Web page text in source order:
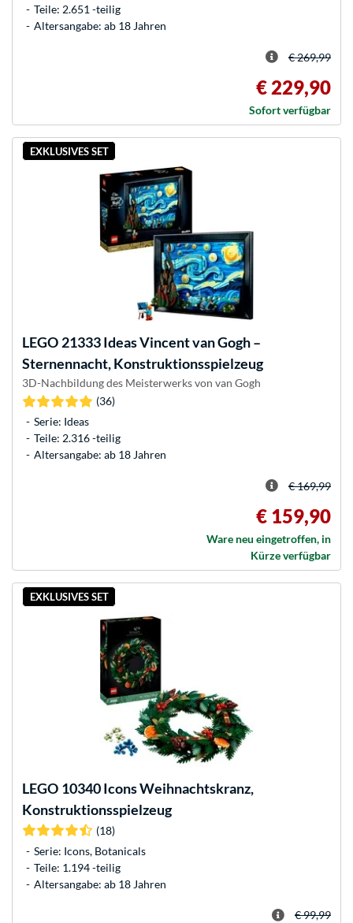
Teile: 2.651 -teilig
Altersangabe: ab 18 Jahren
€ 269,99
€ 229,90
Sofort verfügbar
EXKLUSIVES SET
LEGO21333 Ideas Vincent van Gogh –
Sternennacht, Konstruktionsspielzeug
3D-Nachbildung des Meisterwerks von van Gogh
(36)
Serie: Ideas
Teile: 2.316 -teilig
Altersangabe: ab 18 Jahren
€ 169,99
€ 159,90
Ware neu eingetroffen, in
Kürze verfügbar
EXKLUSIVES SET
LEGO 10340 Icons Weihnachtskranz,
Konstruktionsspielzeug
(18)
Serie: Icons, Botanicals
Teile: 1.194 -teilig
Altersangabe: ab 18 Jahren
€ 99,99